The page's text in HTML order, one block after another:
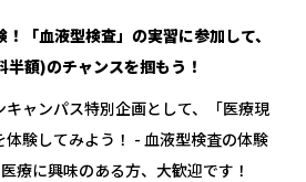
「血液型検査」の実習に参加して、
額)のチャンスを掴もう！
キャンパス特別企画として、「医療現
験してみよう！ - 血液型検査の体験
療に興味のある方、大歓迎です！